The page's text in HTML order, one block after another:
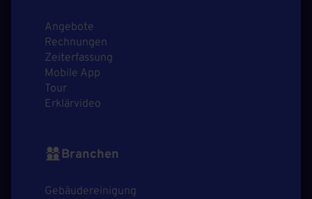
Angebote
Rechnungen
Zeiterfassung
Mobile App
Tour
Erklärvideo
Branchen
Gebäudereinigung